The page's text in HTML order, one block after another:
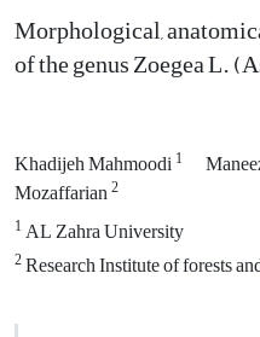
Morphological,
of the genus Zoegea L.
Khadijeh Mahmoodi1
Mozaffarian2
1AL Zahra University
2Research Institute of forests